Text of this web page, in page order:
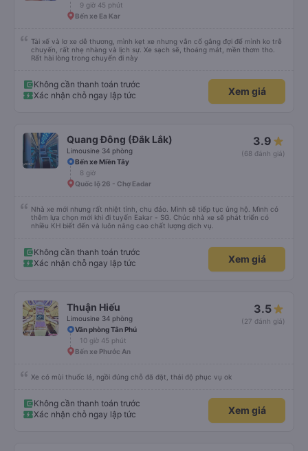
9 giờ 45 phút
Bến xe Ea Kar
Tài xế và lơ xe dễ thương, mình kẹt xe nhưng vẫn cố gắng đợi để mình ko trễ
chuyến, rất nhẹ nhàng và lịch sự. Xe sạch sẽ, thoáng mát, mền thơm tho.
Rất hài lòng trong chuyến đi này
Không cần thanh toán trước
Xác nhận chỗ ngay lập tức
Xem giá
Quang Đông (Đắk Lắk)
Limousine 34 phòng
3.9
(68 đánh giá)
Bến xe Miền Tây
8 giờ
Quốc lộ 26 - Chợ Eadar
Nhà xe mới nhưng rất nhiệt tình, chu đáo. Mình sẽ tiếp tục ủng hộ. Mình có
thêm lựa chọn mới khi đi tuyến Eakar - SG. Chúc nhà xe sẽ phát triển có
nhiều KH biết đến và luôn nâng cao chất lượng dịch vụ.
Không cần thanh toán trước
Xác nhận chỗ ngay lập tức
Xem giá
Thuận Hiếu
Limousine 34 phòng
3.5
(27 đánh giá)
Văn phòng Tân Phú
10 giờ 45 phút
Bến xe Phước An
Xe có mùi thuốc lá, ngồi đúng chỗ đã đặt, thái độ phục vụ ok
Không cần thanh toán trước
Xác nhận chỗ ngay lập tức
Xem giá